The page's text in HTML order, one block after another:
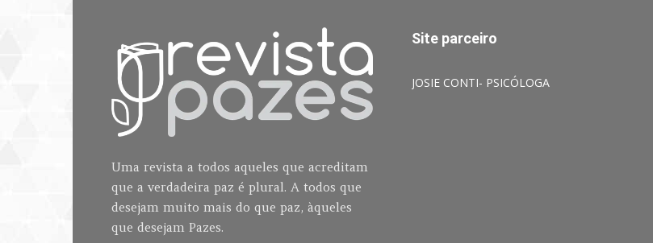
Uma revista a todos aqueles que acreditam
que a verdadeira paz é plural. A todos que
desejam muito mais do que paz, àqueles
que desejam Pazes.
Site parceiro
JOSIE CONTI- PSICÓLOGA